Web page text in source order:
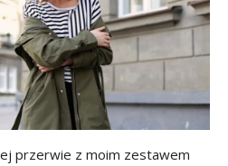
przerwie z moim zestawem